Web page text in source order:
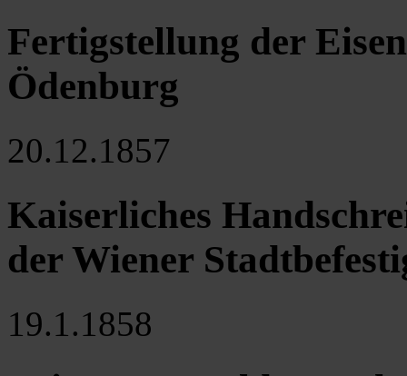
Fertigstellung der
Ödenburg
20.12.1857
Kaiserliches
der Wiener
19.1.1858